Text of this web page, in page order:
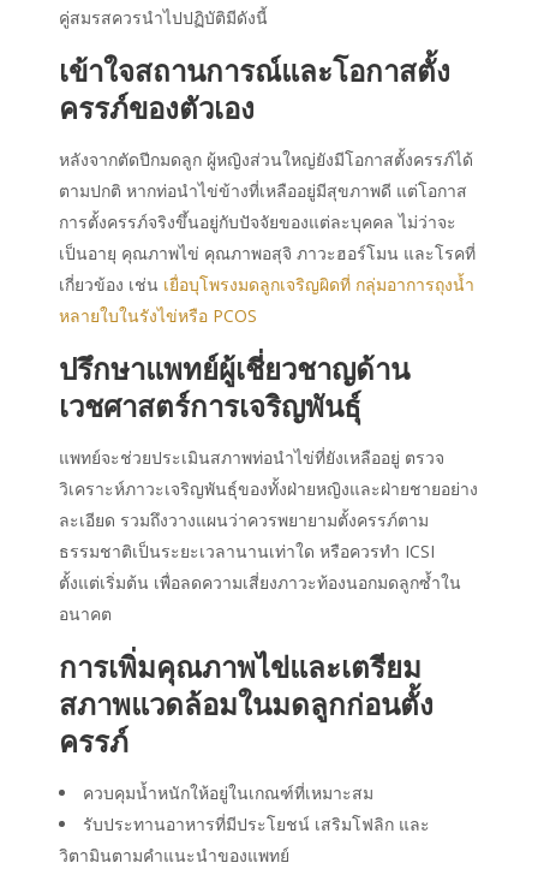
คู่สมรสควรนำไปปฏิบัติมีดังนี้
เข้าใจสถานการณ์และโอกาสตั้ง
ครรภ์ของตัวเอง
หลังจากตัดปีกมดลูก ผู้หญิงส่วนใหญ่ยังมีโอกาสตั้งครรภ์ได้
ตามปกติ หากท่อนำไข่ข้างที่เหลืออยู่มีสุขภาพดี แต่โอกาส
การตั้งครรภ์จริงขึ้นอยู่กับปัจจัยของแต่ละบุคคล ไม่ว่าจะ
เป็นอายุ คุณภาพไข่ คุณภาพอสุจิ ภาวะฮอร์โมน และโรคที่
เกี่ยวข้อง เช่น เยื่อบุโพรงมดลูกเจริญผิดที่ กลุ่มอาการถุงน้ำ
หลายใบในรังไข่หรือ PCOS
ปรึกษาแพทย์ผู้เชี่ยวชาญด้าน
เวชศาสตร์การเจริญพันธุ์
แพทย์จะช่วยประเมินสภาพท่อนำไข่ที่ยังเหลืออยู่ ตรวจ
วิเคราะห์ภาวะเจริญพันธุ์ของทั้งฝ่ายหญิงและฝ่ายชายอย่าง
ละเอียด รวมถึงวางแผนว่าควรพยายามตั้งครรภ์ตาม
ธรรมชาติเป็นระยะเวลานานเท่าใด หรือควรทำ ICSI
ตั้งแต่เริ่มต้น เพื่อลดความเสี่ยงภาวะท้องนอกมดลูกซ้ำใน
อนาคต
การเพิ่มคุณภาพไข่และเตรียม
สภาพแวดล้อมในมดลูกก่อนตั้ง
ครรภ์
ควบคุมน้ำหนักให้อยู่ในเกณฑ์ที่เหมาะสม
รับประทานอาหารที่มีประโยชน์ เสริมโฟลิก และ
วิตามินตามคำแนะนำของแพทย์